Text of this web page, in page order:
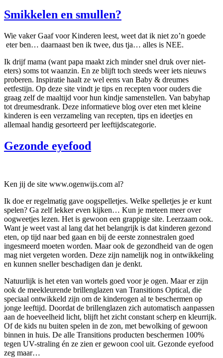
Smikkelen en smullen?
Wie vaker Gaaf voor Kinderen leest, weet dat ik niet zo’n goede
eter ben… daarnaast ben ik twee, dus tja… alles is NEE.
Ik drijf mama (want papa maakt zich minder snel druk over niet-
eters) soms tot waanzin. En ze blijft toch steeds weer iets nieuws
proberen. Inspiratie haalt ze wel eens van Baby & dreumes
eetfestijn. Op deze site vindt je tips en recepten voor ouders die
graag zelf de maaltijd voor hun kindje samenstellen. Van babyhap
tot dreumesdrank. Deze informatieve blog over eten met kleine
kinderen is een verzameling van recepten, tips en ideetjes en
allemaal handig gesorteerd per leeftijdscategorie.
Gezonde eyefood
Ken jij de site www.ogenwijs.com al?
Ik doe er regelmatig gave oogspelletjes. Welke spelletjes je er kunt
spelen? Ga zelf lekker even kijken… Kun je meteen meer over
oogweetjes lezen. Het is gewoon een grappige site. Leerzaam ook.
Want je weet vast al lang dat het belangrijk is dat kinderen gezond
eten, op tijd naar bed gaan en bij de eerste zonnestralen goed
ingesmeerd moeten worden. Maar ook de gezondheid van de ogen
mag niet vergeten worden. Deze zijn namelijk nog in ontwikkeling
en kunnen sneller beschadigen dan je denkt.
Natuurlijk is het eten van wortels goed voor je ogen. Maar er zijn
ook de meekleurende brillenglazen van Transitions Optical, die
speciaal ontwikkeld zijn om de kinderogen al te beschermen op
jonge leeftijd. Doordat de brillenglazen zich automatisch aanpassen
aan de hoeveelheid licht, blijft het zicht constant scherp en kleurrijk.
Of de kids nu buiten spelen in de zon, met bewolking of gewoon
binnen in huis. De alle Transitions producten beschermen 100%
tegen UV-straling én ze zien er gewoon cool uit. Gezonde eyefood
zeg maar…